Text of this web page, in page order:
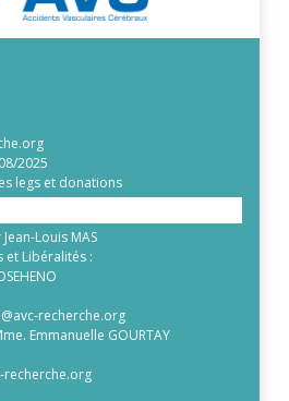
2025
legs et donations
Louis MAS
et Libéralités :
recherche.org
Emmanuelle GOURTAY
recherche.org